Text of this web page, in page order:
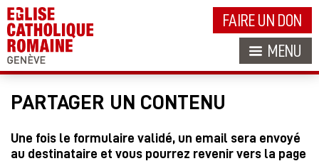
FAIRE UN DON
MENU
PARTAGER UN CONTENU
Une fois le formulaire validé, un email sera envoyé
au destinataire et vous pourrez revenir vers la page